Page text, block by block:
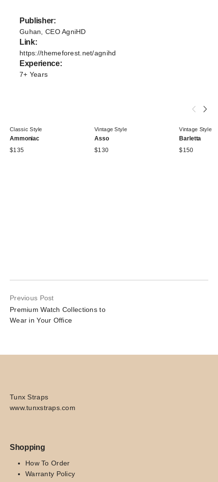
Publisher:
Guhan, CEO AgniHD
Link:
https://themeforest.net/agnihd
Experience:
7+ Years
Classic Style
Ammoniac
$135
Vintage Style
Asso
$130
Vintage Style
Barletta
$150
Previous Post
Premium Watch Collections to
Wear in Your Office
Tunx Straps
www.tunxstraps.com
Shopping
How To Order
Warranty Policy